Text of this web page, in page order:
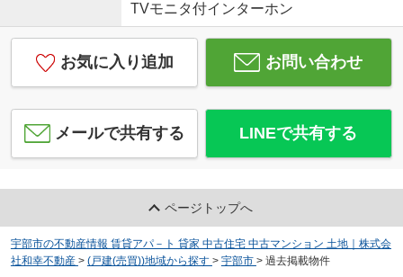
TVモニタ付インターホン
お気に入り追加 お問い合わせ
メールで共有する LINEで共有する
ページトップへ
宇部市の不動産情報 賃貸アパ－ト 貸家 中古住宅 中古マンション 土地｜株式会
社和幸不動産 > (戸建(売買))地域から探す > 宇部市 > 過去掲載物件